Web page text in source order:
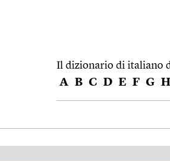
Il dizionario di italiano
A B C D E F G H